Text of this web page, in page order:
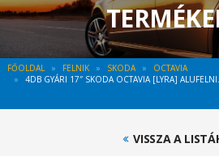
FŐOLDAL FELNIK SKODA
OCTAVIA
4DB GYÁRI 17″ SKODA OCTAVIA [LYRA]
VISSZA A